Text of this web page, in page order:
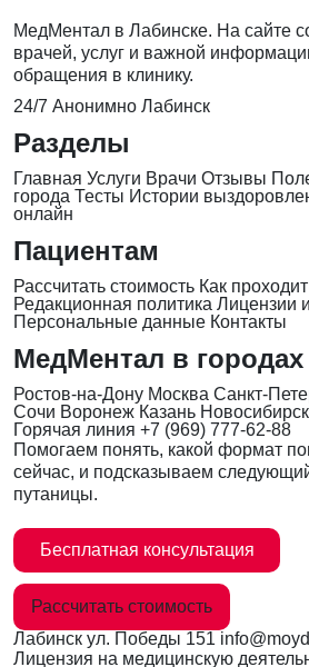
МедМентал в Лабинске. На сайте
врачей, услуг и важной
обращения в клинику.
24/7 Анонимно Лабинск
Разделы
Главная Услуги Врачи Отзывы
города Тесты Истории
онлайн
Пациентам
Рассчитать стоимость Как
Редакционная политика Лицензии
Персональные данные Контакты
МедМентал в городах
Ростов-на-Дону Москва Санкт-
Сочи Воронеж Казань Новосибирск
Горячая линия +7 (969) 777-62-88
Помогаем понять, какой формат
сейчас, и подсказываем
путаницы.
Бесплатная консультация
Рассчитать стоимость
Лабинск ул. Победы 151
Лицензия на медицинскую